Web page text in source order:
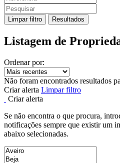
Limpar filtro Resultados
Listagem de
Ordenar por:
Não foram encontrados resultados
Criar alerta Limpar filtro
Criar alerta
Se não encontra o que procura,
notificações sempre que existir um
abaixo selecionadas.